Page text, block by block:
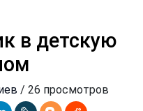
в детскую
/ 26 просмотров